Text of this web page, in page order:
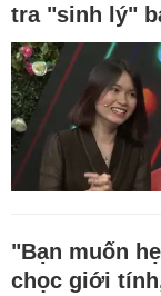
tra "sinh lý"
"Bạn muốn
chọc giới